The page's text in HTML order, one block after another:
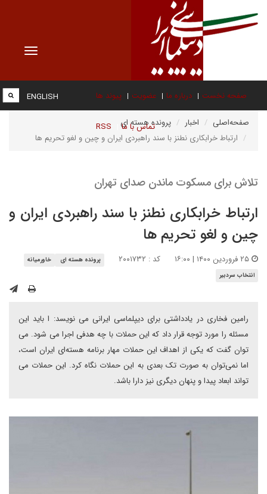
Toggle
صفحه نخست درباره ما عضویت پیوند ها
تماس با ما RSS
ENGLISH
صفحه‌اصلی اخبار
پرونده هسته ای
ارتباط خرابکاری نطنز با سند راهبردی ایران و چین و لغو تحریم ها
تلاش برای مسکوت ماندن صدای تهران
ارتباط خرابکاری نطنز با سند راهبردی ایران و
چین و لغو تحریم ها
کد : ۲۰۰۱۷۳۲ پرونده هسته ای
خاورمیانه
انتخاب سردبیر
رامین فخاری در یادداشتی برای دیپلماسی ایرانی می نویسد: ا باید این
مسئله را مورد توجه قرار داد که این حملات با چه هدفی اجرا می شود. می
توان گفت که یکی از اهداف این حملات مهار برنامه هسته‌ای ایران است،
اما نمی‌توان به صورت تک بعدی به این حملات نگاه کرد. این حملات می
تواند ابعاد پیدا و پنهان دیگری نیز دارا باشد.